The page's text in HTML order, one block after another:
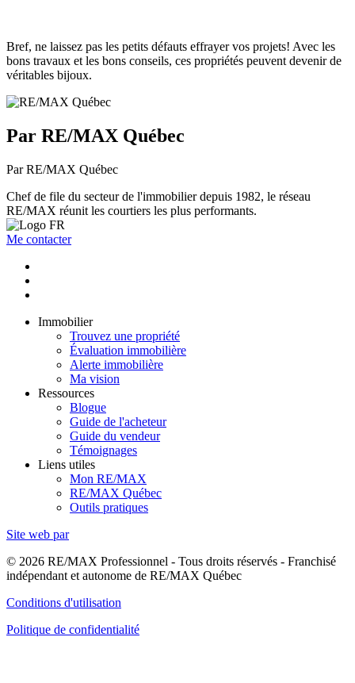
Bref, ne laissez pas les petits défauts effrayer vos projets! Avec les
bons travaux et les bons conseils, ces propriétés peuvent devenir de
véritables bijoux.
Par RE/MAX Québec
Par RE/MAX Québec
Chef de file du secteur de l'immobilier depuis 1982, le réseau
RE/MAX réunit les courtiers les plus performants.
Me contacter
Immobilier
Trouvez une propriété
Évaluation immobilière
Alerte immobilière
Ma vision
Ressources
Blogue
Guide de l'acheteur
Guide du vendeur
Témoignages
Liens utiles
Mon RE/MAX
RE/MAX Québec
Outils pratiques
Site web par
© 2026 RE/MAX Professionnel - Tous droits réservés - Franchisé
indépendant et autonome de RE/MAX Québec
Conditions d'utilisation
Politique de confidentialité